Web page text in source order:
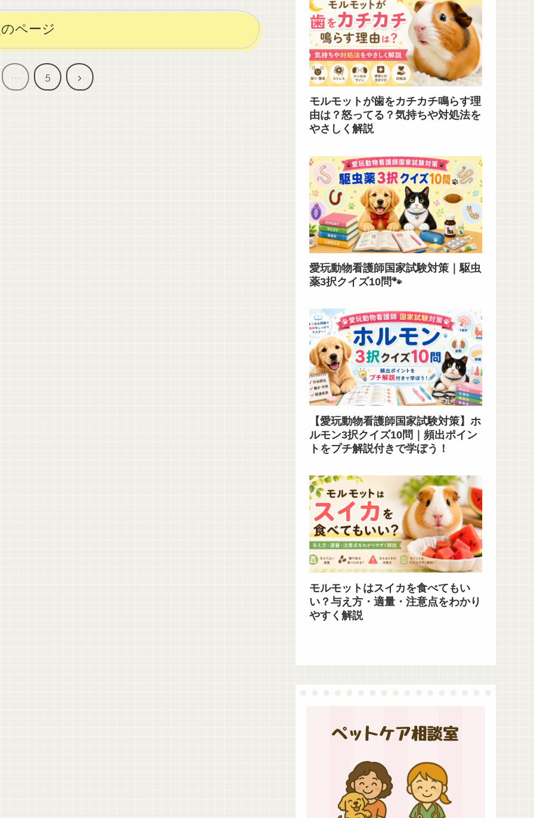
ページ
… 5
次
モルモットが歯をカチカチ鳴らす理
由は？怒ってる？気持ちや対処法を
やさしく解説
愛玩動物看護師国家試験対策｜駆虫
薬3択クイズ10問🐾
【愛玩動物看護師国家試験対策】ホ
ルモン3択クイズ10問｜頻出ポイン
トをプチ解説付きで学ぼう！
モルモットはスイカを食べてもい
い？与え方・適量・注意点をわかり
やすく解説